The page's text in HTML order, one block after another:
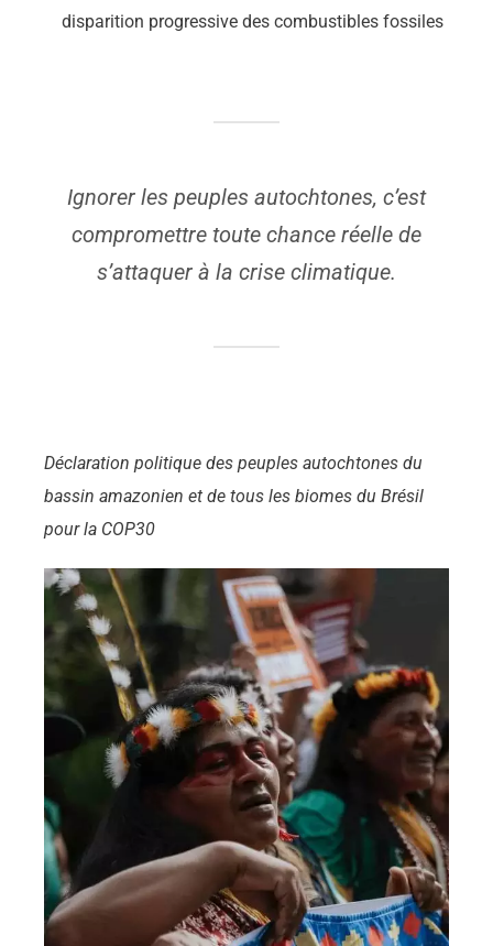
disparition progressive des combustibles fossiles
Ignorer les peuples autochtones, c’est
compromettre toute chance réelle de
s’attaquer à la crise climatique.
Déclaration politique des peuples autochtones du
bassin amazonien et de tous les biomes du Brésil
pour la COP30